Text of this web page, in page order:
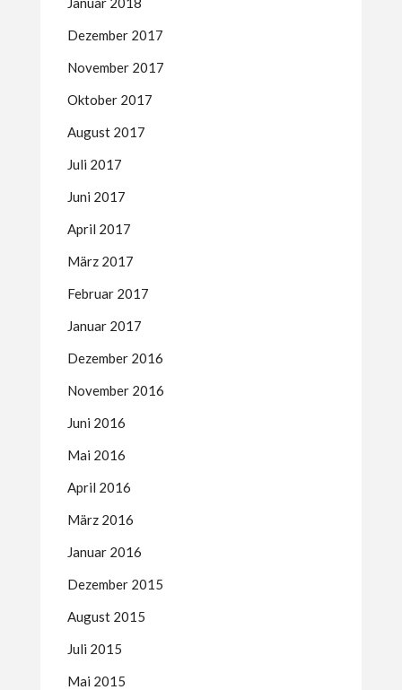
Dezember 2017
November 2017
Oktober 2017
August 2017
Juli 2017
Juni 2017
April 2017
März 2017
Februar 2017
Januar 2017
Dezember 2016
November 2016
Juni 2016
Mai 2016
April 2016
März 2016
Januar 2016
Dezember 2015
August 2015
Juli 2015
Mai 2015